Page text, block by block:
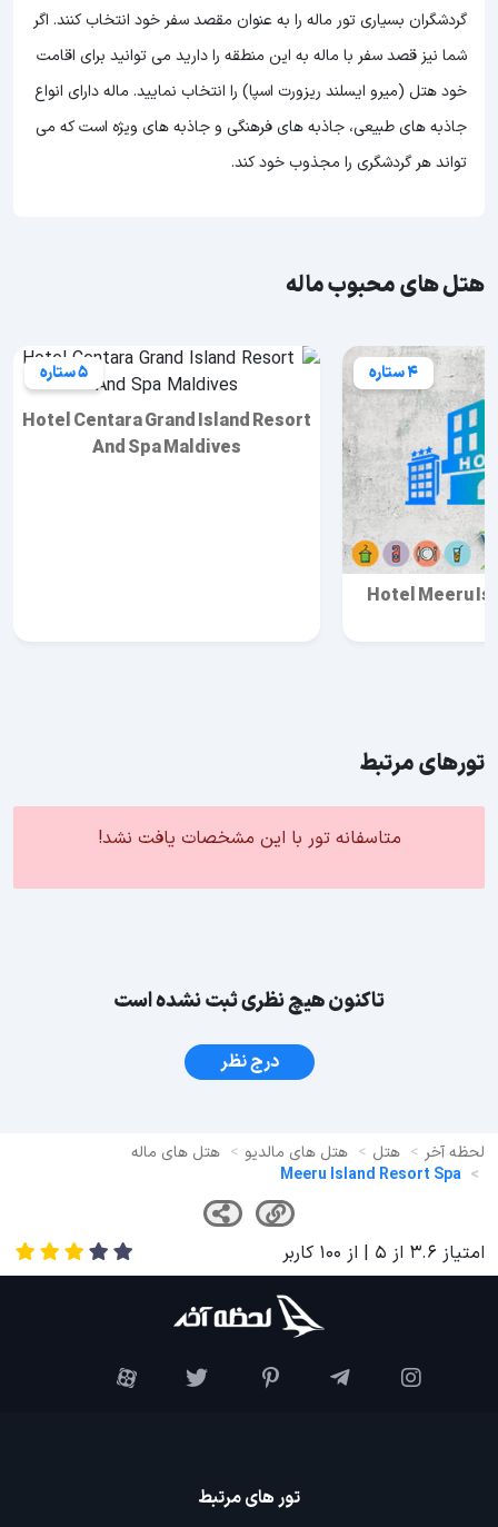
گردشگران بسیاری تور ماله را به عنوان مقصد سفر خود انتخاب کنند. اگر
شما نیز قصد سفر با ماله به این منطقه را دارید می توانید برای اقامت
خود هتل (میرو ایسلند ریزورت اسپا) را انتخاب نمایید. ماله دارای انواع
جاذبه های طبیعی، جاذبه های فرهنگی و جاذبه های ویژه است که می
تواند هر گردشگری را مجذوب خود کند.
هتل های محبوب ماله
4 ستاره
Hotel Meeru
5 ستاره
Hotel Centara Grand Island Resort
And Spa Maldives
تورهای مرتبط
متاسفانه تور با این مشخصات یافت نشد!
تاکنون هیچ نظری ثبت نشده است
درج نظر
لحظه آخر هتل هتل های مالدیو
هتل های ماله
Meeru Island Resort Spa
امتیاز 3.6 از 5 | از 100 کاربر
تور های مرتبط